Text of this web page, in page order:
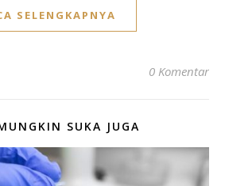
SELENGKAPNYA
0 Komentar
SUKA JUGA